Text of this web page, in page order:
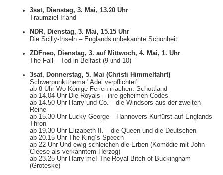
3sat, Dienstag, 3. Mai, 13.20 Uhr
Traumziel Irland
NDR, Dienstag, 3. Mai, 15.15 Uhr
Die Scilly-Inseln – Englands unbekannte Schönheit
ZDFneo, Dienstag, 3. auf Mittwoch, 4. Mai, 1. Uhr
The Fall – Tod in Belfast (9 und 10)
3sat, Donnerstag, 5. Mai (Christi Himmelfahrt)
Schwerpunktthema "Adel verpflichtet"
ab 8 Uhr Wo Könige Ferien machen: Schottland
ab 14.04 Uhr Die Royals – ihre geheimen Codes
ab 14.50 Uhr Harry und Co. – die Windsors aus der zweiten
Reihe
ab 15.30 Uhr Lucky George – Hannovers Kurfürst auf Englands
Thron
ab 19.30 Uhr Elizabeth II. – die Queen und die Deutschen
ab 20.15 Uhr The King´s Speech
ab 22 Uhr Und ewig schleichen die Erben (Komödie mit John
Cleese als verkanntem Herzog)
ab 23.25 Uhr Harry me! The Royal Bitch of Buckingham
(Groteske)